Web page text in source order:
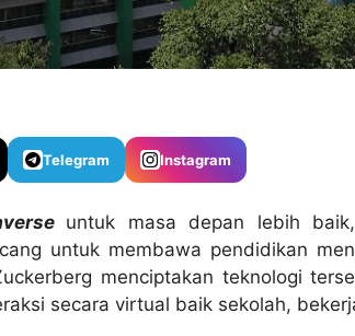
Telegram Instagram
untuk masa depan lebih
untuk membawa pendidikan
menciptakan teknologi
secara virtual baik sekolah,